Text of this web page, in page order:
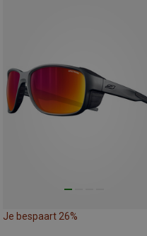
Je bespaart 26%